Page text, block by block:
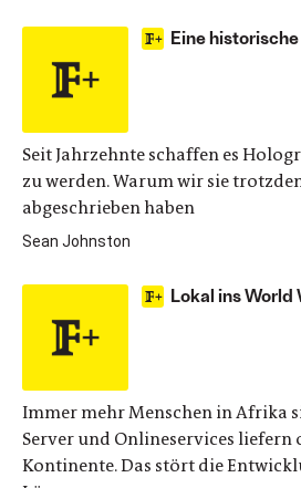
Eine
Seit Jahrzehnte schaffen es
zu werden. Warum wir sie
abgeschrieben haben
Sean Johnston
Lokal ins World
Immer mehr Menschen in Afrika
Server und Onlineservices liefern
Kontinente. Das stört die